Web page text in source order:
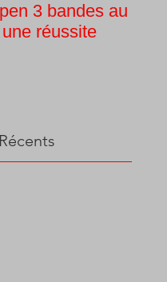
3 bandes au
réussite